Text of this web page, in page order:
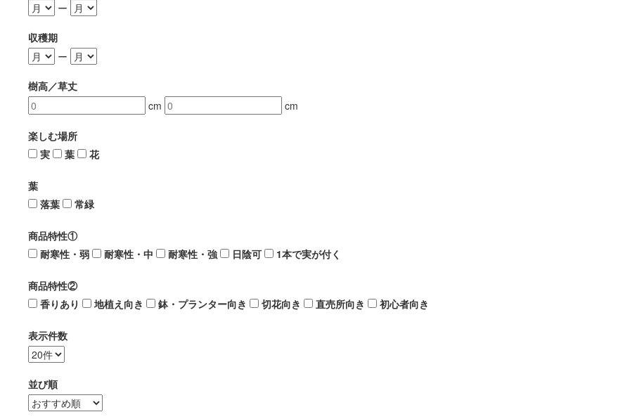
ー
収穫期
ー
樹高／草丈
cm
cm
楽しむ場所
実
葉 花
葉
落葉
常緑
商品特性①
耐寒性・弱
耐寒性・中 耐寒性・強 日陰可 1本で実が付く
商品特性②
香りあり
地植え向き 鉢・プランター向き 切花向き 直売所向き 初心者向き
表示件数
並び順